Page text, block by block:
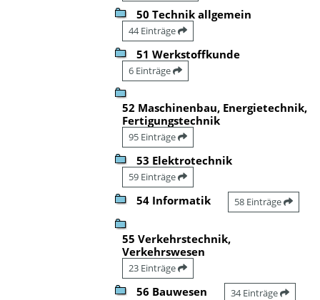
50 Technik allgemein
44 Einträge
51 Werkstoffkunde
6 Einträge
52 Maschinenbau, Energietechnik,
Fertigungstechnik
95 Einträge
53 Elektrotechnik
59 Einträge
54 Informatik 58 Einträge
55 Verkehrstechnik,
Verkehrswesen
23 Einträge
56 Bauwesen 34 Einträge